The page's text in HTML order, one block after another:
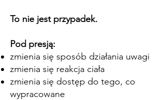
To nie jest przypadek.
Pod presją:
zmienia się sposób działania uwagi
zmienia się reakcja ciała
zmienia się dostęp do tego, co
wypracowane